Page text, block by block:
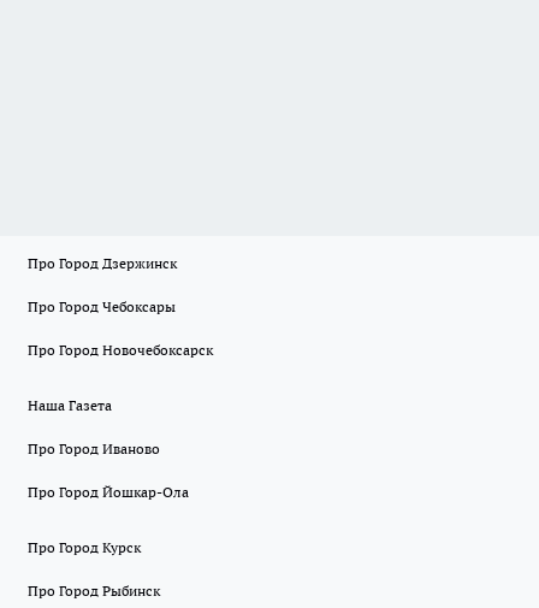
Про Город Дзержинск
Про Город Чебоксары
Про Город Новочебоксарск
Наша Газета
Про Город Иваново
Про Город Йошкар-Ола
Про Город Курск
Про Город Рыбинск